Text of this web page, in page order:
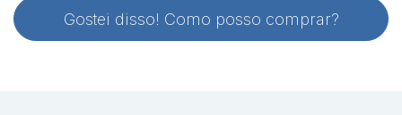
Gostei disso! Como posso comprar?